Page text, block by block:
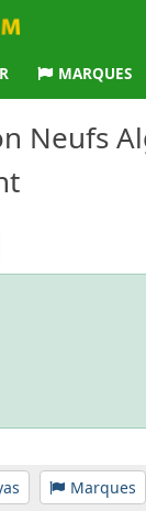
MARQUES
Neufs
Marques